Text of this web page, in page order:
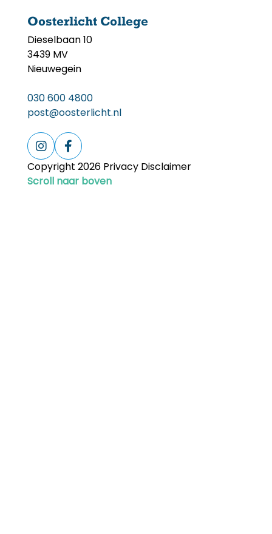
Oosterlicht College
Dieselbaan 10
3439 MV
Nieuwegein
030 600 4800
post@oosterlicht.nl
Copyright 2026 Privacy Disclaimer
Scroll naar boven